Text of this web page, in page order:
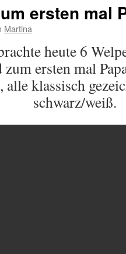
ersten mal
Martina
heute 6
ersten mal
alle klassisch
schwarz/weiß.